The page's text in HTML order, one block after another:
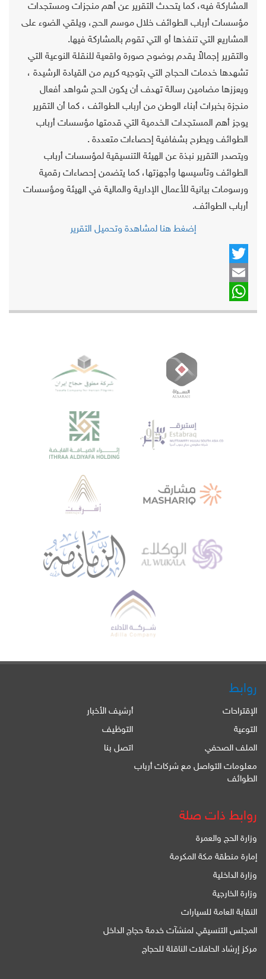
المشاركة فيه، كما يتحدث التقرير عن أهم منجزات ومستجدات
مؤسسات أرباب الطوائف خلال موسم الحج، ويلقي الضوء على
المشاريع التي تنفذها أو التي تقوم بالمشاركة فيها.
والتقرير إجمالاً يقدم بوضوح صورة واقعية للنقلة النوعية التي
تشهدها خدمات الحجاج التي بتوجيه كريم من القيادة الرشيدة ،
ويعززها مضامين رسالة تهدف أن يكون الحج شواهد أفعال
منجزة بخبرات أبناء الوطن من أرباب الطوائف ، كما أن التقرير
يوجز أهم المستجدات الخدمية التي قدمتها مؤسسات أرباب
الطوائف ويطرح بشفافية إحصاءات متعددة .
ويتصدر التقرير نبذة عن الهيئة التنسيقية لمؤسسات أرباب
الطوائف وتأسيسها وأجهزتها، كما يتضمن إحصاءات رقمية
ورسومات بيانية للأعمال الإدارية والمالية في الهيئة ومؤسسات
أرباب الطوائف.
إضغط هنا لمشاهدة وتحميل التقرير
Twitter
Email
WhatsApp
روابط
الإقتراحات
أرشيف الأخبار
التوعية
التوظيف
الملف الصحفي
اتصل بنا
معلومات التواصل مع شركات أرباب
الطوائف
روابط ذات صلة
وزارة الحج والعمرة
إمارة منطقة مكة المكرمة
وزارة الداخلية
وزارة الخارجية
النقابة العامة للسيارات
المجلس التنسيقي لمنشآت خدمة حجاج الداخل
مركز إرشاد الحافلات الناقلة للحجاج